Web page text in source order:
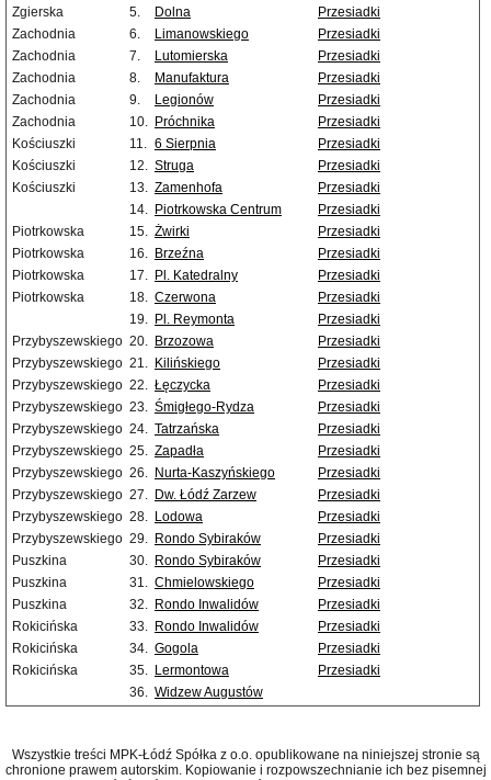
Zgierska
5. Dolna
Przesiadki
Zachodnia
6. Limanowskiego
Przesiadki
Zachodnia
7. Lutomierska
Przesiadki
Zachodnia
8. Manufaktura
Przesiadki
Zachodnia
9. Legionów
Przesiadki
Zachodnia
10. Próchnika
Przesiadki
Kościuszki
11. 6 Sierpnia
Przesiadki
Kościuszki
12. Struga
Przesiadki
Kościuszki
13. Zamenhofa
Przesiadki
14. Piotrkowska Centrum
Przesiadki
Piotrkowska
15. Żwirki
Przesiadki
Piotrkowska
16. Brzeźna
Przesiadki
Piotrkowska
17. Pl. Katedralny
Przesiadki
Piotrkowska
18. Czerwona
Przesiadki
19. Pl. Reymonta
Przesiadki
Przybyszewskiego 20. Brzozowa
Przesiadki
Przybyszewskiego 21. Kilińskiego
Przesiadki
Przybyszewskiego 22. Łęczycka
Przesiadki
Przybyszewskiego 23. Śmigłego-Rydza
Przesiadki
Przybyszewskiego 24. Tatrzańska
Przesiadki
Przybyszewskiego 25. Zapadła
Przesiadki
Przybyszewskiego 26. Nurta-Kaszyńskiego
Przesiadki
Przybyszewskiego 27. Dw. Łódź Zarzew
Przesiadki
Przybyszewskiego 28. Lodowa
Przesiadki
Przybyszewskiego 29. Rondo Sybiraków
Przesiadki
Puszkina
30. Rondo Sybiraków
Przesiadki
Puszkina
31. Chmielowskiego
Przesiadki
Puszkina
32. Rondo Inwalidów
Przesiadki
Rokicińska
33. Rondo Inwalidów
Przesiadki
Rokicińska
34. Gogola
Przesiadki
Rokicińska
35. Lermontowa
Przesiadki
36. Widzew Augustów
Wszystkie treści MPK-Łódź Spółka z o.o. opublikowane na niniejszej stronie są
chronione prawem autorskim. Kopiowanie i rozpowszechnianie ich bez pisemnej